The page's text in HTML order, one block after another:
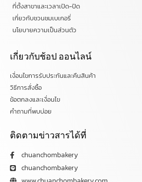
ที่ตั้งสาขาและเวลาเปิด-ปิด
เกี่ยวกับชวนชมเบเกอรี่
นโยบายความเป็นส่วนตัว
เกี่ยวกับช้อป ออนไลน์
เงื่อนไขการรับประกันและคืนสินค้า
วิธีการสั่งซื้อ
ข้อตกลงและเงื่อนไข
คำถามที่พบบ่อย
ติดตามข่าวสารได้ที่
chuanchombakery
chuanchombakery